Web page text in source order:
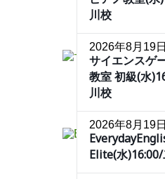
川校
2026年8月19日
サイエンスゲ
教室 初級(水
川校
2026年8月19日
Elite(水